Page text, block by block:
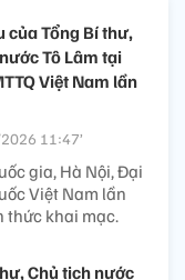
của Tổng Bí thư,
Tô Lâm tại
Việt Nam lần
11:47’
gia, Hà Nội, Đại
Việt Nam lần
thức khai mạc.
Chủ tịch nước